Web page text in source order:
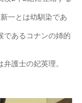
一とは幼馴染であ
であるコナンの姉的
護士の妃英理。